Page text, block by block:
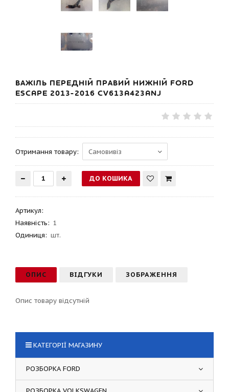
ВАЖІЛЬ ПЕРЕДНІЙ ПРАВИЙ НИЖНІЙ FORD
ESCAPE 2013-2016 CV613A423ANJ
Отримання товару:
Артикул:
Наявність: 1
Одиниця: шт.
ОПИС ВІДГУКИ ЗОБРАЖЕННЯ
Опис товару відсутній
КАТЕГОРІЇ МАГАЗИНУ
РОЗБОРКА FORD